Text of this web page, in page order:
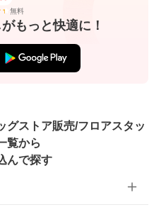
無料
もっと快適に！
グストア販売/フロアスタッ
覧から
んで探す